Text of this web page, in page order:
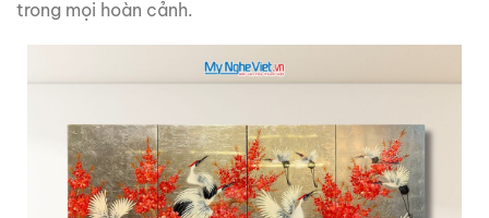
trong mọi hoàn cảnh.